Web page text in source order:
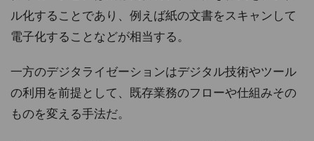
ル化することであり、例えば紙の文書をスキャンして
電子化することなどが相当する。
一方のデジタライゼーションはデジタル技術やツール
の利用を前提として、既存業務のフローや仕組みその
ものを変える手法だ。